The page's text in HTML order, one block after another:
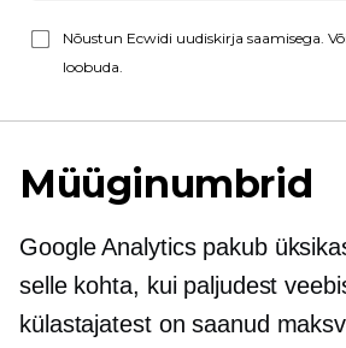
Nõustun Ecwidi uudiskirja saamisega.
loobuda.
Müüginumbrid
Google Analytics pakub
selle kohta, kui paljudest
külastajatest on saanud